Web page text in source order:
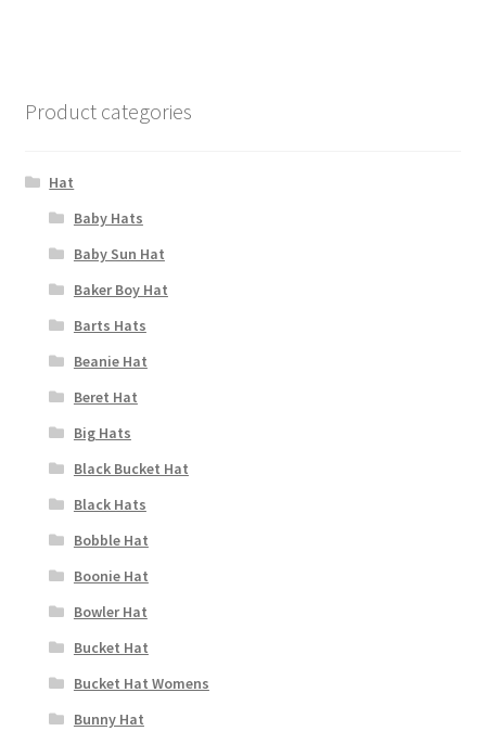
Product categories
Hat
Baby Hats
Baby Sun Hat
Baker Boy Hat
Barts Hats
Beanie Hat
Beret Hat
Big Hats
Black Bucket Hat
Black Hats
Bobble Hat
Boonie Hat
Bowler Hat
Bucket Hat
Bucket Hat Womens
Bunny Hat